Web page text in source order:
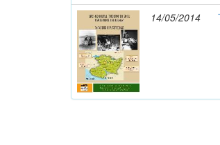
14/05/2014